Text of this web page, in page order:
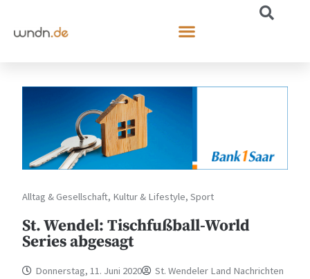
Alltag & Gesellschaft, Kultur & Lifestyle,Sport
St. Wendel: Tischfußball-World
Series abgesagt
Donnerstag, 11. Juni 2020 St. Wendeler Land Nachrichten